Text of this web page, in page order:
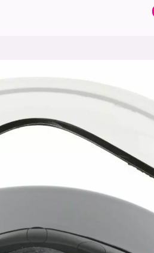
backend
ukas koder